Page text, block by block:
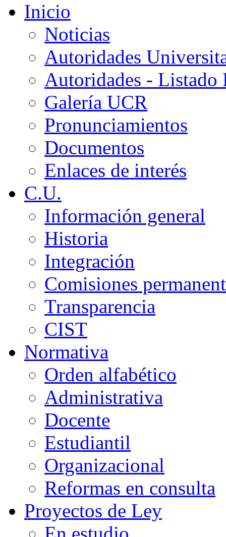
Inicio
Noticias
Autoridades
Autoridades - Listado
Galería UCR
Pronunciamientos
Documentos
Enlaces de interés
C.U.
Información general
Historia
Integración
Comisiones
Transparencia
CIST
Normativa
Orden alfabético
Administrativa
Docente
Estudiantil
Organizacional
Reformas en consulta
Proyectos de Ley